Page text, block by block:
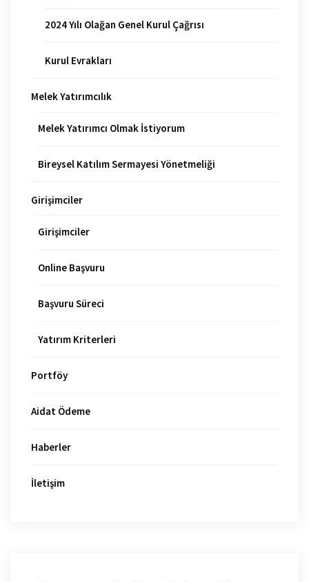
2024 Yılı Olağan Genel Kurul Çağrısı
Kurul Evrakları
Melek Yatırımcılık
Melek Yatırımcı Olmak İstiyorum
Bireysel Katılım Sermayesi Yönetmeliği
Girişimciler
Girişimciler
Online Başvuru
Başvuru Süreci
Yatırım Kriterleri
Portföy
Aidat Ödeme
Haberler
İletişim